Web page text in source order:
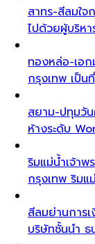
สาทร-สีลมใจ
ไปด้วยผู้บริห
ทองหล่อ-เอ
กรุงเทพ เป็น
สยาม-ปทุมวัน
ห้างระดับ
ริมแม่น้ำเจ้าพ
กรุงเทพ ริมแ
สีลมย่านการ
บริษัทชั้นนำ